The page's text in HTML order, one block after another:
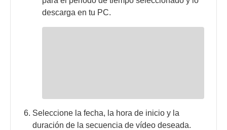
descarga en tu PC.
Seleccione la fecha, la hora de inicio y la
duración de la secuencia de vídeo deseada.